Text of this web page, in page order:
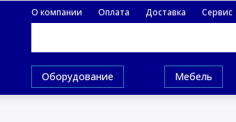
О компании Оплата Доставка Сервис
Оборудование Мебель